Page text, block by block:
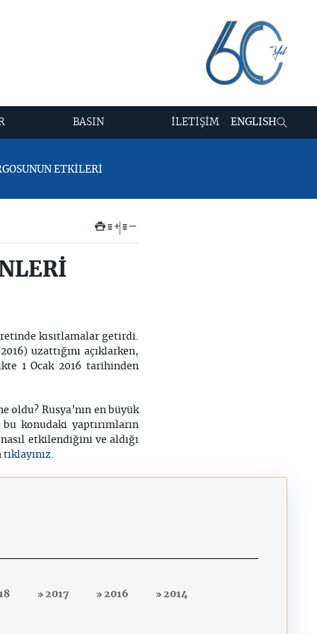
BASIN İLETİŞİM ENGLISH
ETKİLERİ
+ –
kısıtlamalar getirdi.
uzattığını açıklarken,
1 Ocak 2016 tarihinden
oldu? Rusya’nın en büyük
konudaki yaptırımların
etkilendiğini ve aldığı
tıklayınız.
2017 2016 2014